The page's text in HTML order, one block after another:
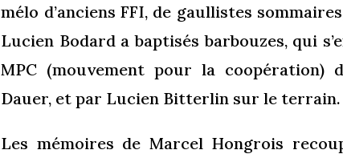
mélo d’anciens FFI, de gaullistes
Lucien Bodard a baptisés barbouzes, qui
MPC (mouvement pour la coopération)
Dauer, et par Lucien Bitterlin sur le terrain.
Les mémoires de Marcel Hongrois